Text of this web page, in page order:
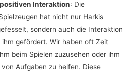
Interaktion: Die
hat nicht nur Harkis
sondern auch die Interaktion
ihm gefördert. Wir haben oft Zeit
beim Spielen zuzusehen oder ihm
Aufgaben zu helfen. Diese